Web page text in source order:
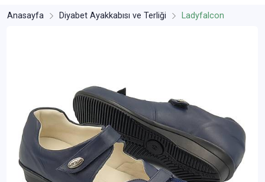
Anasayfa Diyabet Ayakkabısı ve Terliği Ladyfalcon